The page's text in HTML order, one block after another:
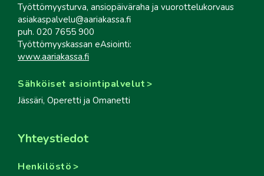
Työttömyysturva, ansiopäiväraha ja vuorottelukorvaus
asiakaspalvelu@aariakassa.fi
puh. 020 7655 900
Työttömyyskassan eAsiointi:
www.aariakassa.fi
Sähköiset asiointipalvelut
Jässäri, Operetti ja Omanetti
Yhteystiedot
Henkilöstö